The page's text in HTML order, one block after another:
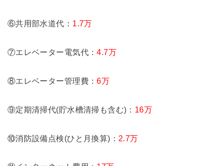
⑥共用部水道代： 1.7万
⑦エレベーター電気代：4.7万
⑧エレベーター管理費：6万
⑨定期清掃代(貯水槽清掃も含む)： 16万
⑩消防設備点検(ひと月換算)： 2.7万